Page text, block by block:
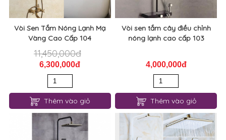
Vòi Sen Tắm Nóng Lạnh Mạ
Vàng Cao Cấp 104
11,450,000đ
6,300,000đ
Thêm vào giỏ
Vòi sen tắm cây điều chỉnh
nóng lạnh cao cấp 103
4,000,000đ
Thêm vào giỏ